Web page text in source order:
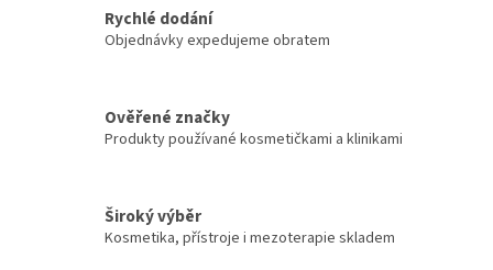
r
ý
u
Rychlé dodání
Objednávky expedujeme obratem
Ověřené značky
Produkty používané kosmetičkami a klinikami
Široký výběr
Kosmetika, přístroje i mezoterapie skladem